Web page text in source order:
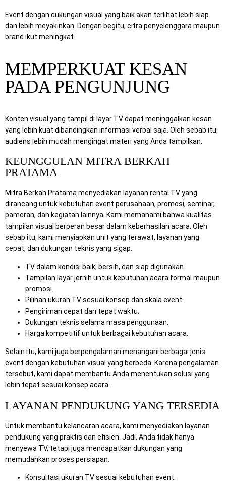
Event dengan dukungan visual yang baik akan terlihat lebih siap
dan lebih meyakinkan. Dengan begitu, citra penyelenggara maupun
brand ikut meningkat.
MEMPERKUAT KESAN
PADA PENGUNJUNG
Konten visual yang tampil di layar TV dapat meninggalkan kesan
yang lebih kuat dibandingkan informasi verbal saja. Oleh sebab itu,
audiens lebih mudah mengingat materi yang Anda tampilkan.
KEUNGGULAN MITRA BERKAH
PRATAMA
Mitra Berkah Pratama menyediakan layanan rental TV yang
dirancang untuk kebutuhan event perusahaan, promosi, seminar,
pameran, dan kegiatan lainnya. Kami memahami bahwa kualitas
tampilan visual berperan besar dalam keberhasilan acara. Oleh
sebab itu, kami menyiapkan unit yang terawat, layanan yang
cepat, dan dukungan teknis yang sigap.
TV dalam kondisi baik, bersih, dan siap digunakan.
Tampilan layar jernih untuk kebutuhan acara formal maupun
promosi.
Pilihan ukuran TV sesuai konsep dan skala event.
Pengiriman cepat dan tepat waktu.
Dukungan teknis selama masa penggunaan.
Harga kompetitif untuk berbagai kebutuhan acara.
Selain itu, kami juga berpengalaman menangani berbagai jenis
event dengan kebutuhan visual yang berbeda. Karena pengalaman
tersebut, kami dapat membantu Anda menentukan solusi yang
lebih tepat sesuai konsep acara.
LAYANAN PENDUKUNG YANG TERSEDIA
Untuk membantu kelancaran acara, kami menyediakan layanan
pendukung yang praktis dan efisien. Jadi, Anda tidak hanya
menyewa TV, tetapi juga mendapatkan dukungan yang
memudahkan proses persiapan.
Konsultasi ukuran TV sesuai kebutuhan event.